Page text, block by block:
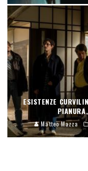
ESISTENZE
Matteo Mazza